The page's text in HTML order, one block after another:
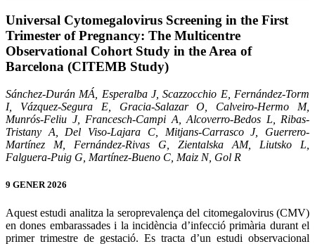
Universal Cytomegalovirus Screening in the First
Trimester of Pregnancy: The Multicentre
Observational Cohort Study in the Area of
Barcelona (CITEMB Study)
Sánchez-Durán MÁ, Esperalba J, Scazzocchio E, Fernández-Torm
I, Vázquez-Segura E, Gracia-Salazar O, Calveiro-Hermo M,
Munrós-Feliu J, Francesch-Campi A, Alcoverro-Bedos L, Ribas-
Tristany A, Del Viso-Lajara C, Mitjans-Carrasco J, Guerrero-
Martínez M, Fernández-Rivas G, Zientalska AM, Liutsko L,
Falguera-Puig G, Martínez-Bueno C, Maiz N, Gol R
9 GENER 2026
Aquest estudi analitza la seroprevalença del citomegalovirus (CMV)
en dones embarassades i la incidència d’infecció primària durant el
primer trimestre de gestació. Es tracta d’un estudi observacional